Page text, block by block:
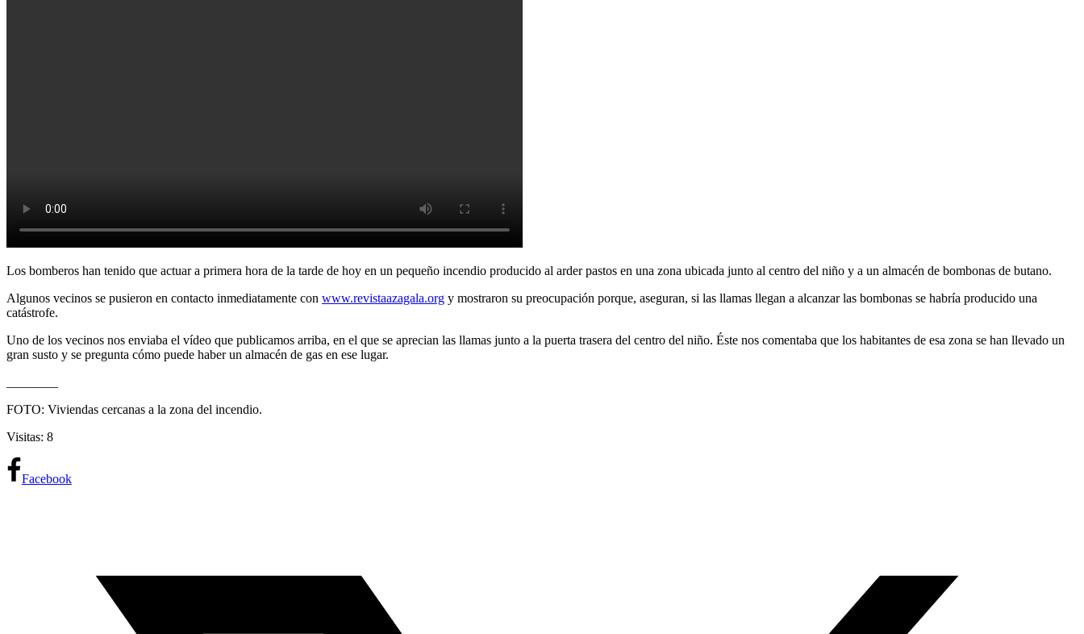
Los bomberos han tenido que actuar a primera hora de la tarde de hoy en un pequeño incendio producido al arder pastos en una zona ubicada junto al centro del niño y a un almacén de bombonas de butano.
Algunos vecinos se pusieron en contacto inmediatamente con www.revistaazagala.org y mostraron su preocupación porque, aseguran, si las llamas llegan a alcanzar las bombonas se habría producido una
catástrofe.
Uno de los vecinos nos enviaba el vídeo que publicamos arriba, en el que se aprecian las llamas junto a la puerta trasera del centro del niño. Éste nos comentaba que los habitantes de esa zona se han llevado un
gran susto y se pregunta cómo puede haber un almacén de gas en ese lugar.
FOTO: Viviendas cercanas a la zona del incendio.
Visitas: 8
Facebook